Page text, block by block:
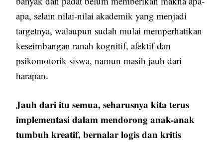
apa, selain nilai-nilai akademik yang menjadi
targetnya, walaupun sudah mulai memperhatikan
keseimbangan ranah kognitif, afektif dan
psikomotorik siswa, namun masih jauh dari
harapan.
Jauh dari itu semua, seharusnya kita terus
implementasi dalam mendorong anak-anak
tumbuh kreatif, bernalar logis dan kritis